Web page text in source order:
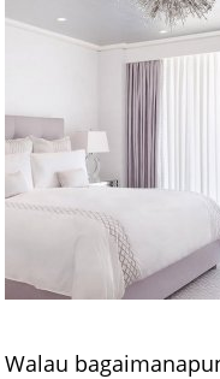
Walau